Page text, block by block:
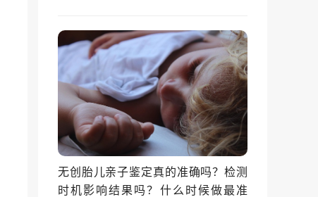
无创胎儿亲子鉴定真的准确吗？检测
时机影响结果吗？什么时候做最准